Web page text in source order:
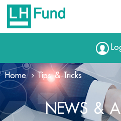
NEWS &
Home Tips & Tricks